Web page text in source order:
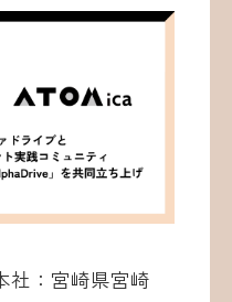
Reserved.
社：宮崎県宮崎